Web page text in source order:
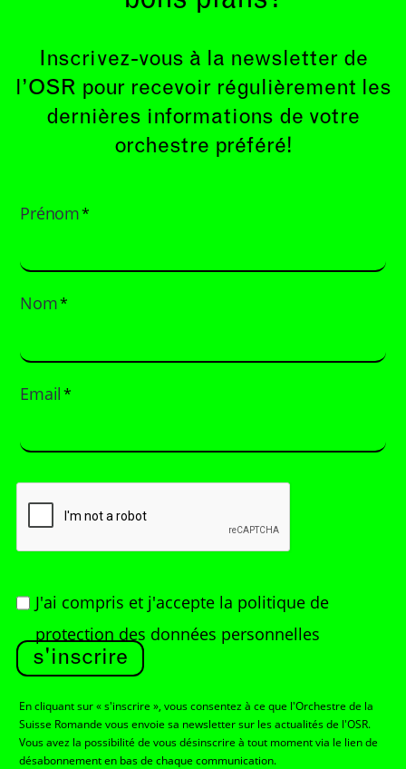
Inscrivez-vous à la newsletter de
l’OSR pour recevoir régulièrement les
dernières informations de votre
orchestre préféré!
Prénom*
Nom*
Email*
J'ai compris et j'accepte la politique de
protection des données personnelles
s'inscrire
En cliquant sur « s'inscrire », vous consentez à ce que l'Orchestre de la
Suisse Romande vous envoie sa newsletter sur les actualités de l'OSR.
Vous avez la possibilité de vous désinscrire à tout moment via le lien de
désabonnement en bas de chaque communication.